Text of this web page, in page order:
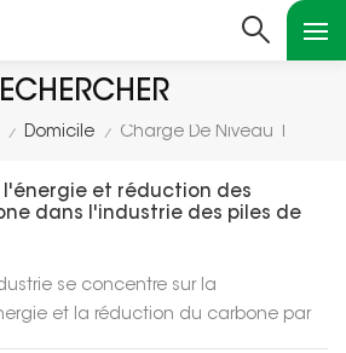
/ Domicile / Charge De Niveau 1
l'énergie et réduction des
dans l'industrie des piles de
se concentre sur la
et la réduction du carbone par